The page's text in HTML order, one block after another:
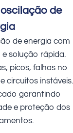
de
de energia com
solução rápida.
picos, falhas no
circuitos instáveis.
garantindo
e proteção dos